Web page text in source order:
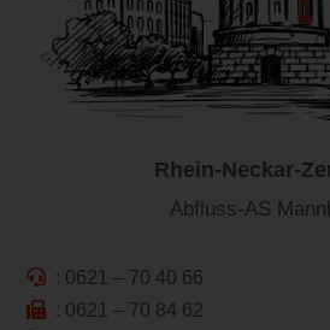
Rhein-Neckar-
Abfluss-AS
: 0621 – 70 40 66
: 0621 – 70 84 62